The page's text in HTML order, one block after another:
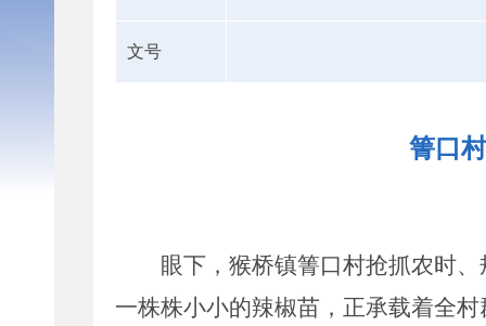
文号
箐口
眼下，猴桥镇箐口村抢抓农时
一株株小小的辣椒苗，正承载着全